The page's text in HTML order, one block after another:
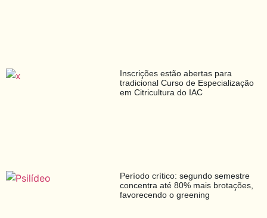
Inscrições estão abertas para
tradicional Curso de Especialização
em Citricultura do IAC
Período crítico: segundo semestre
concentra até 80% mais brotações,
favorecendo o greening